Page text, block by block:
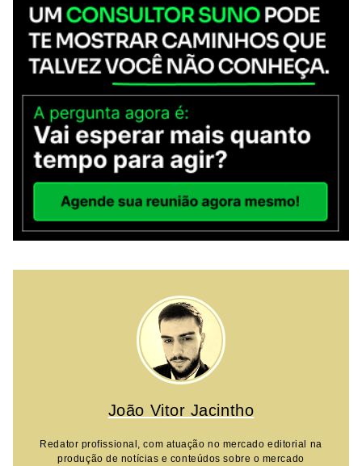
João Vitor Jacintho
Redator profissional, com atuação no mercado editorial na
produção de notícias e conteúdos sobre o mercado